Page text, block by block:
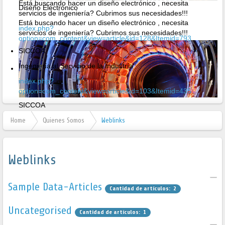
Diseño Electrónico
Está buscando hacer un diseño electrónico , necesita
servicios de ingeniería? Cubrimos sus necesidades!!!
SICCOA
Ingeniería al Servicio de la Industría
Está buscando hacer un diseño electrónico , necesita
servicios de ingeniería? Cubrimos sus necesidades!!!
index.php?
option=com_content&view=article&id=128&Itemid=793
SICCOA
Ingeniería al Servicio de la Industría
index.php?
option=com_content&view=article&id=103&Itemid=435
Home Quienes Somos Weblinks
Weblinks
Sample Data-Articles Cantidad de artículos: 2
Joomla! Cantidad de artículos: 11
Uncategorised Cantidad de artículos: 1